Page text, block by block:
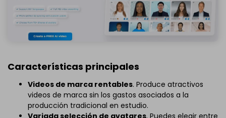
Características principales
Videos de marca rentables. Produce atractivos
videos de marca sin los gastos asociados a la
producción tradicional en estudio.
Variada selección de avatares. Puedes elegir entre